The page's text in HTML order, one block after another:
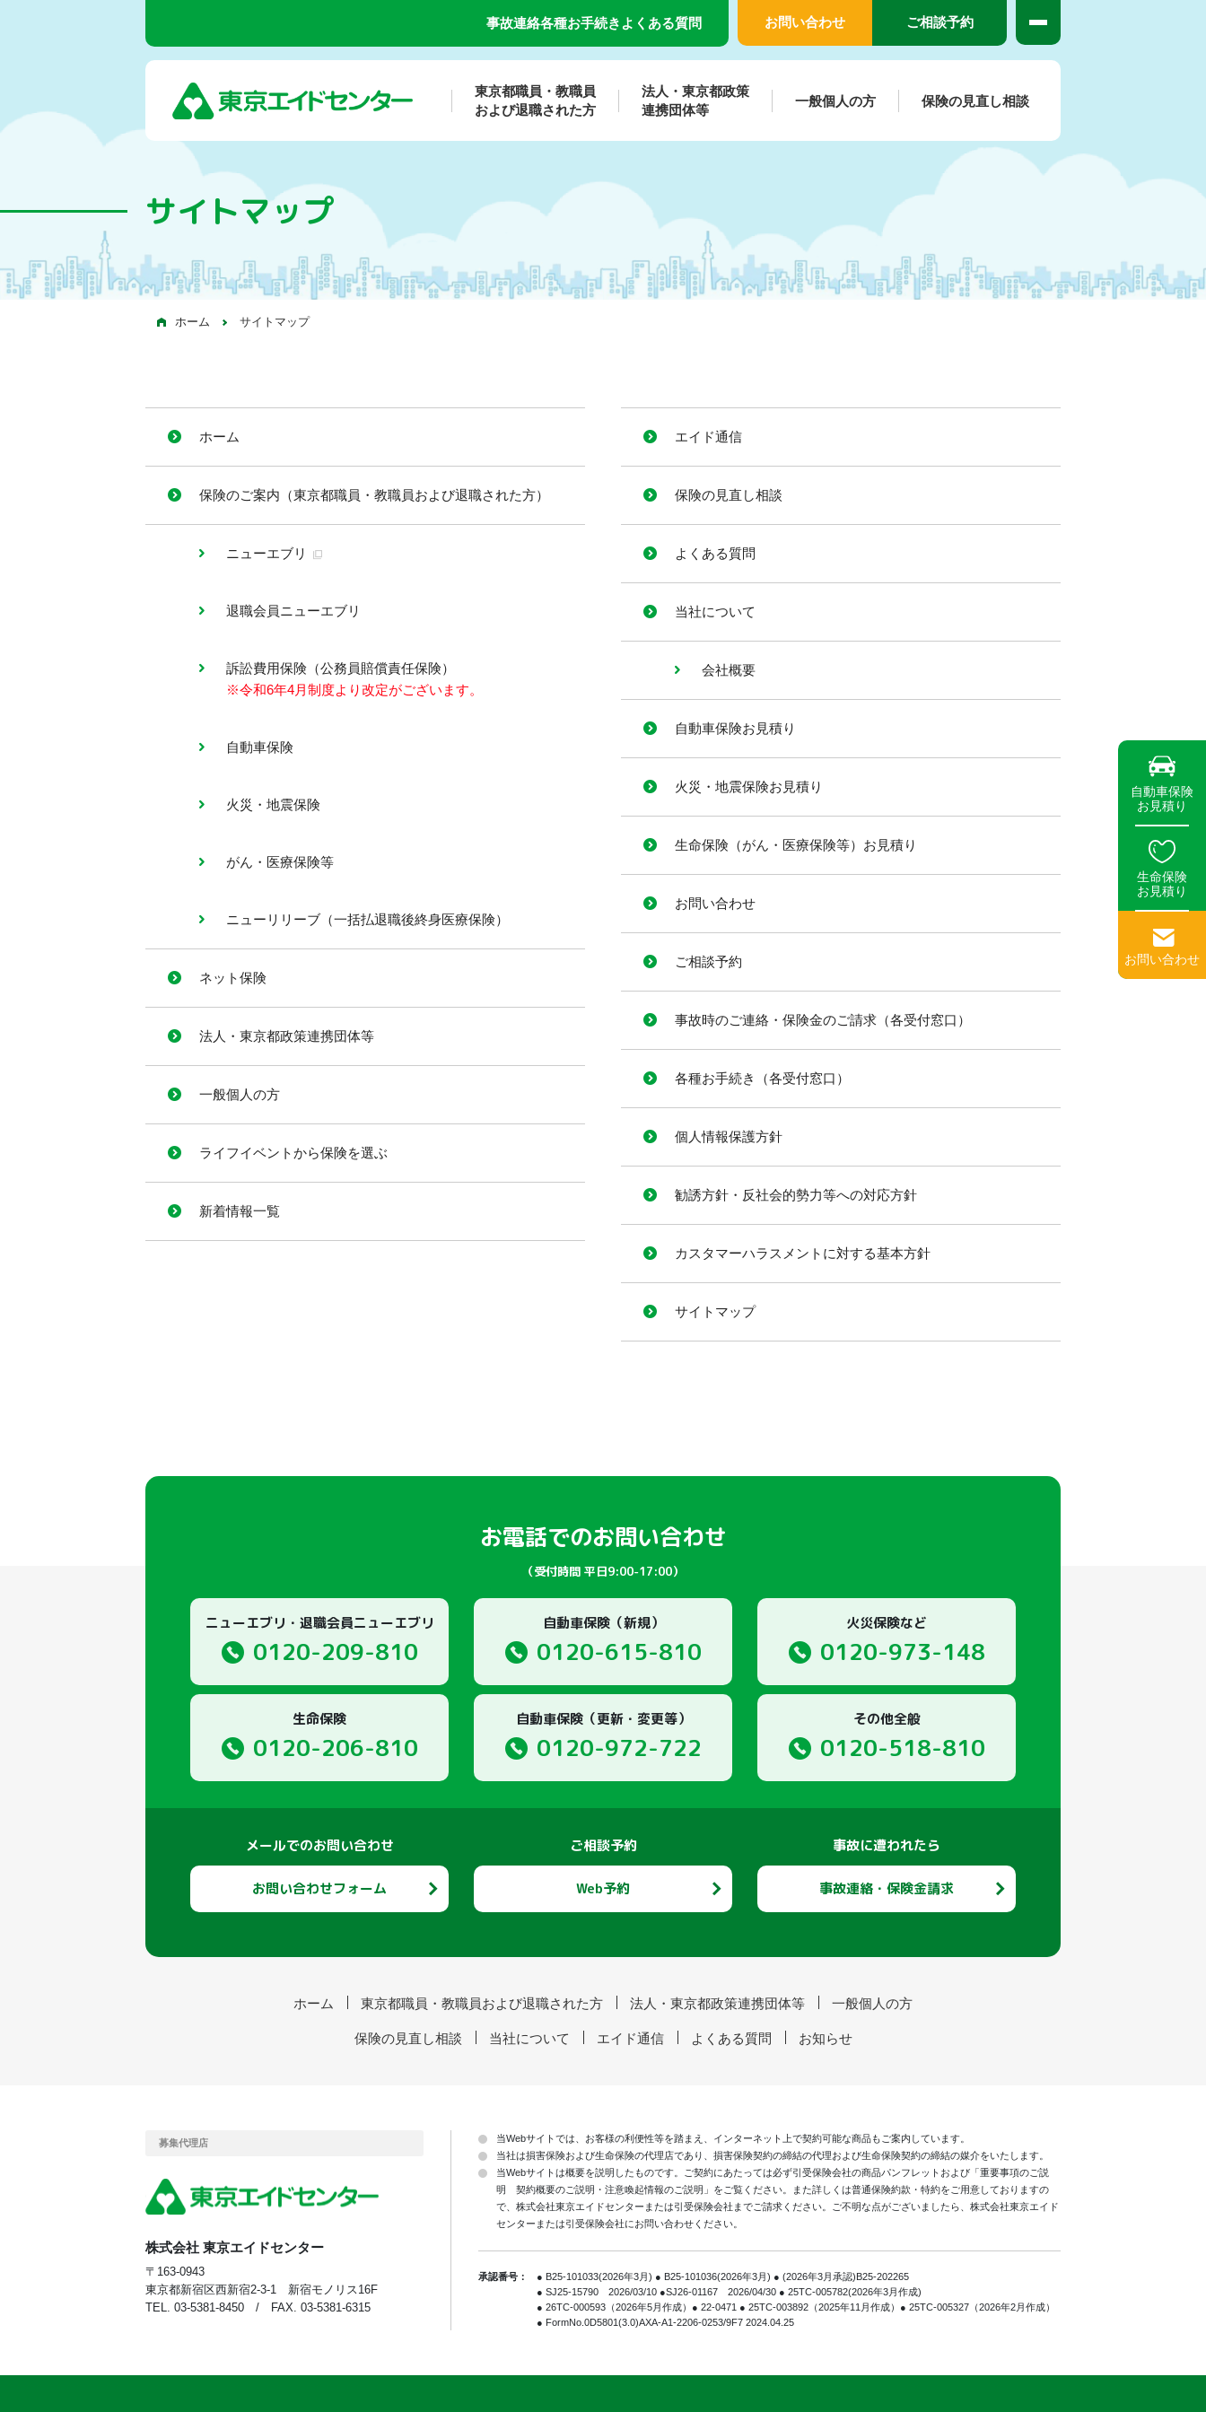
事故連絡各種お手続き よくある質問 お問い合わせ ご相談予約
東京都職員・教職員
および退職された方
法人・東京都政策
連携団体等
一般個人の方 保険の見直し相談
自動車保険
お見積り
生命保険
お見積り
お問い合わせ
サイトマップ
ホーム サイトマップ
ホーム
保険のご案内（東京都職員・教職員および退職された方）
ニューエブリ
退職会員ニューエブリ
訴訟費用保険（公務員賠償責任保険）
※令和6年4月制度より改定がございます。
自動車保険
火災・地震保険
がん・医療保険等
ニューリリーブ（一括払退職後終身医療保険）​
ネット保険​
法人・東京都政策連携団体等
一般個人の方
ライフイベントから保険を選ぶ
新着情報一覧
エイド通信
保険の見直し相談
よくある質問
当社について
会社概要
自動車保険お見積り
火災・地震保険お見積り
生命保険（がん・医療保険等）お見積り
お問い合わせ
ご相談予約
事故時のご連絡・保険金のご請求（各受付窓口）
各種お手続き（各受付窓口）
個人情報保護方針
勧誘方針・反社会的勢力等への対応方針
カスタマーハラスメントに対する基本方針
サイトマップ
お電話でのお問い合わせ
（受付時間 平日9:00-17:00）
ニューエブリ・退職会員ニューエブリ
0120-209-810
自動車保険（新規）
0120-615-810
火災保険など
0120-973-148
生命保険
0120-206-810
自動車保険（更新・変更等）
0120-972-722
その他全般
0120-518-810
メールでのお問い合わせ
お問い合わせフォーム
ご相談予約
Web予約
事故に遭われたら
事故連絡・保険金請求
ホーム 東京都職員・教職員および退職された方 法人・東京都政策連携団体等 一般個人の方
保険の見直し相談 当社について エイド通信 よくある質問 お知らせ
募集代理店
株式会社 東京エイドセンター
〒163-0943
東京都新宿区西新宿2-3-1 新宿モノリス16F
TEL. 03-5381-8450 / FAX. 03-5381-6315
当Webサイトでは、お客様の利便性等を踏まえ、インターネット上で契約可能な商品もご案内しています。
当社は損害保険および生命保険の代理店であり、損害保険契約の締結の代理および生命保険契約の締結の媒介をいたします。
当Webサイトは概要を説明したものです。ご契約にあたっては必ず引受保険会社の商品パンフレットおよび「重要事項のご説
明 契約概要のご説明・注意喚起情報のご説明」をご覧ください。また詳しくは普通保険約款・特約をご用意しておりますの
で、株式会社東京エイドセンターまたは引受保険会社までご請求ください。ご不明な点がございましたら、株式会社東京エイド
センターまたは引受保険会社にお問い合わせください。
承認番号：
● B25-101033(2026年3月) ● B25-101036(2026年3月) ● (2026年3月承認)B25-202265
● SJ25-15790 2026/03/10 ●SJ26-01167 2026/04/30 ● 25TC-005782(2026年3月作成)
● 26TC-000593（2026年5月作成）● 22-0471 ● 25TC-003892（2025年11月作成）● 25TC-005327（2026年2月作成）
● FormNo.0D5801(3.0)AXA-A1-2206-0253/9F7 2024.04.25